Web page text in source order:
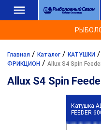
Главная / Каталог / КАТУШКИ /
ФРИКЦИОН / Allux S4 Spin
Allux S4 Spin
Катушка
FEEDER